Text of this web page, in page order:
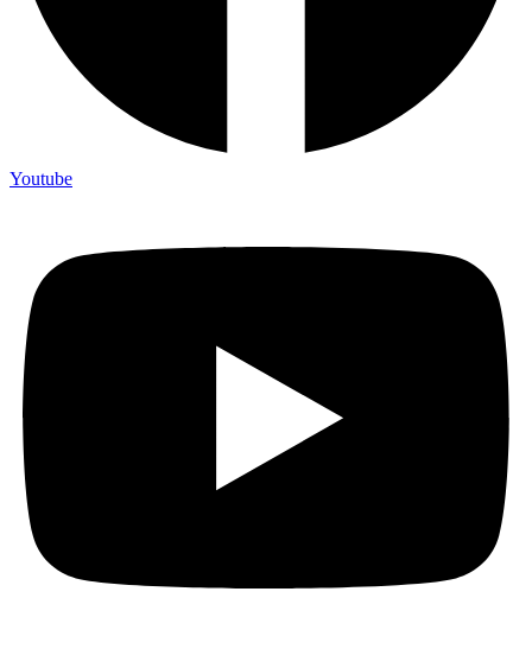
Youtube